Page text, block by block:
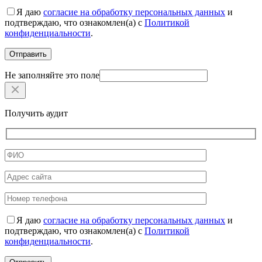
Я даю согласие на обработку персональных данных и
подтверждаю, что ознакомлен(а) с Политикой
конфиденциальности.
Не заполняйте это поле
Получить аудит
Я даю согласие на обработку персональных данных и
подтверждаю, что ознакомлен(а) с Политикой
конфиденциальности.